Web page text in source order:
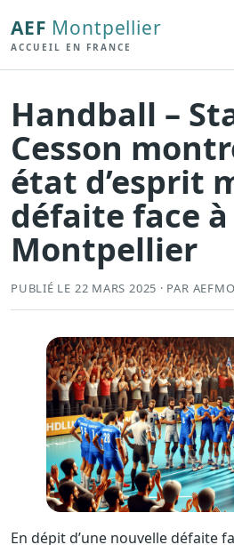
AEF Montpellier
ACCUEIL EN FRANCE
Handball –
Cesson
état d’esprit
défaite face à
Montpellier
PUBLIÉ LE 22 MARS 2025 · PAR
En dépit d’une nouvelle défaite